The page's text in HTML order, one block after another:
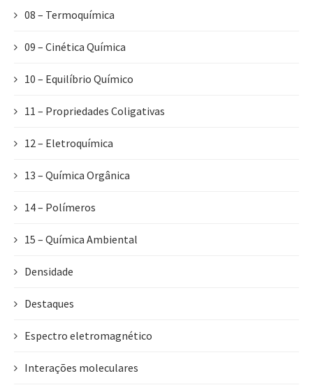
08 – Termoquímica
09 – Cinética Química
10 – Equilíbrio Químico
11 – Propriedades Coligativas
12 – Eletroquímica
13 – Química Orgânica
14 – Polímeros
15 – Química Ambiental
Densidade
Destaques
Espectro eletromagnético
Interações moleculares